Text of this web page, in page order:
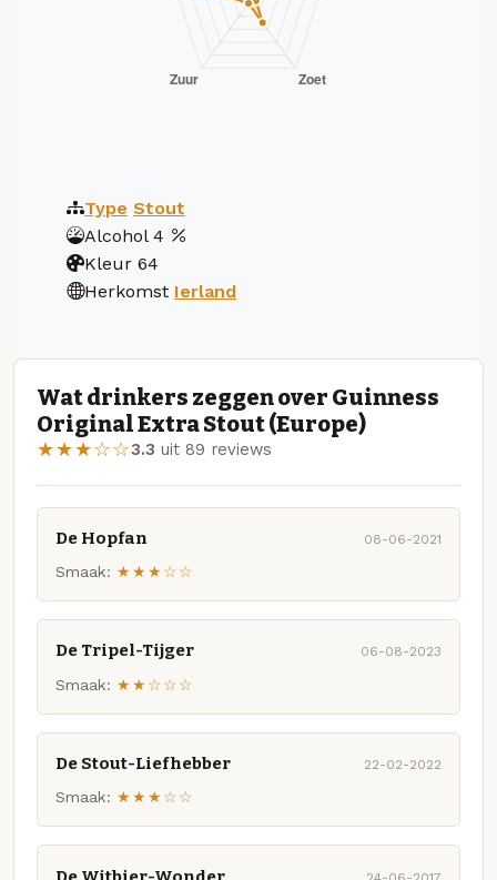
Type Stout
Alcohol 4
Kleur 64
Herkomst Ierland
Wat drinkers zeggen over Guinness
Original Extra Stout (Europe)
★★★☆☆3.3 uit 89 reviews
De Hopfan 08-06-2021
Smaak: ★★★☆☆
De Tripel-Tijger 06-08-2023
Smaak: ★★☆☆☆
De Stout-Liefhebber 22-02-2022
Smaak: ★★★☆☆